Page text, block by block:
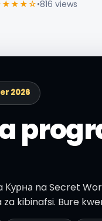
•816 views
2026
Курна na Secret
kibinafsi. Bure